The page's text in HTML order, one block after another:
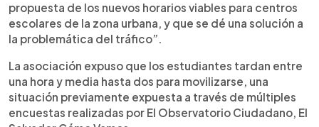
propuesta de los nuevos horarios viables para centros
escolares de la zona urbana, y que se dé una solución a
la problemática del tráfico”.
La asociación expuso que los estudiantes tardan entre
una hora y media hasta dos para movilizarse, una
situación previamente expuesta a través de múltiples
encuestas realizadas por El Observatorio Ciudadano, El